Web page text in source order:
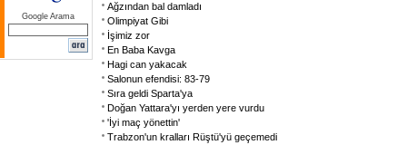
Google Arama
Ağzından bal damladı
Olimpiyat Gibi
İşimiz zor
En Baba Kavga
Hagi can yakacak
Salonun efendisi: 83-79
Sıra geldi Sparta'ya
Doğan Yattara'yı yerden yere vurdu
'İyi maç yönettin'
Trabzon'un kralları Rüştü'yü geçemedi